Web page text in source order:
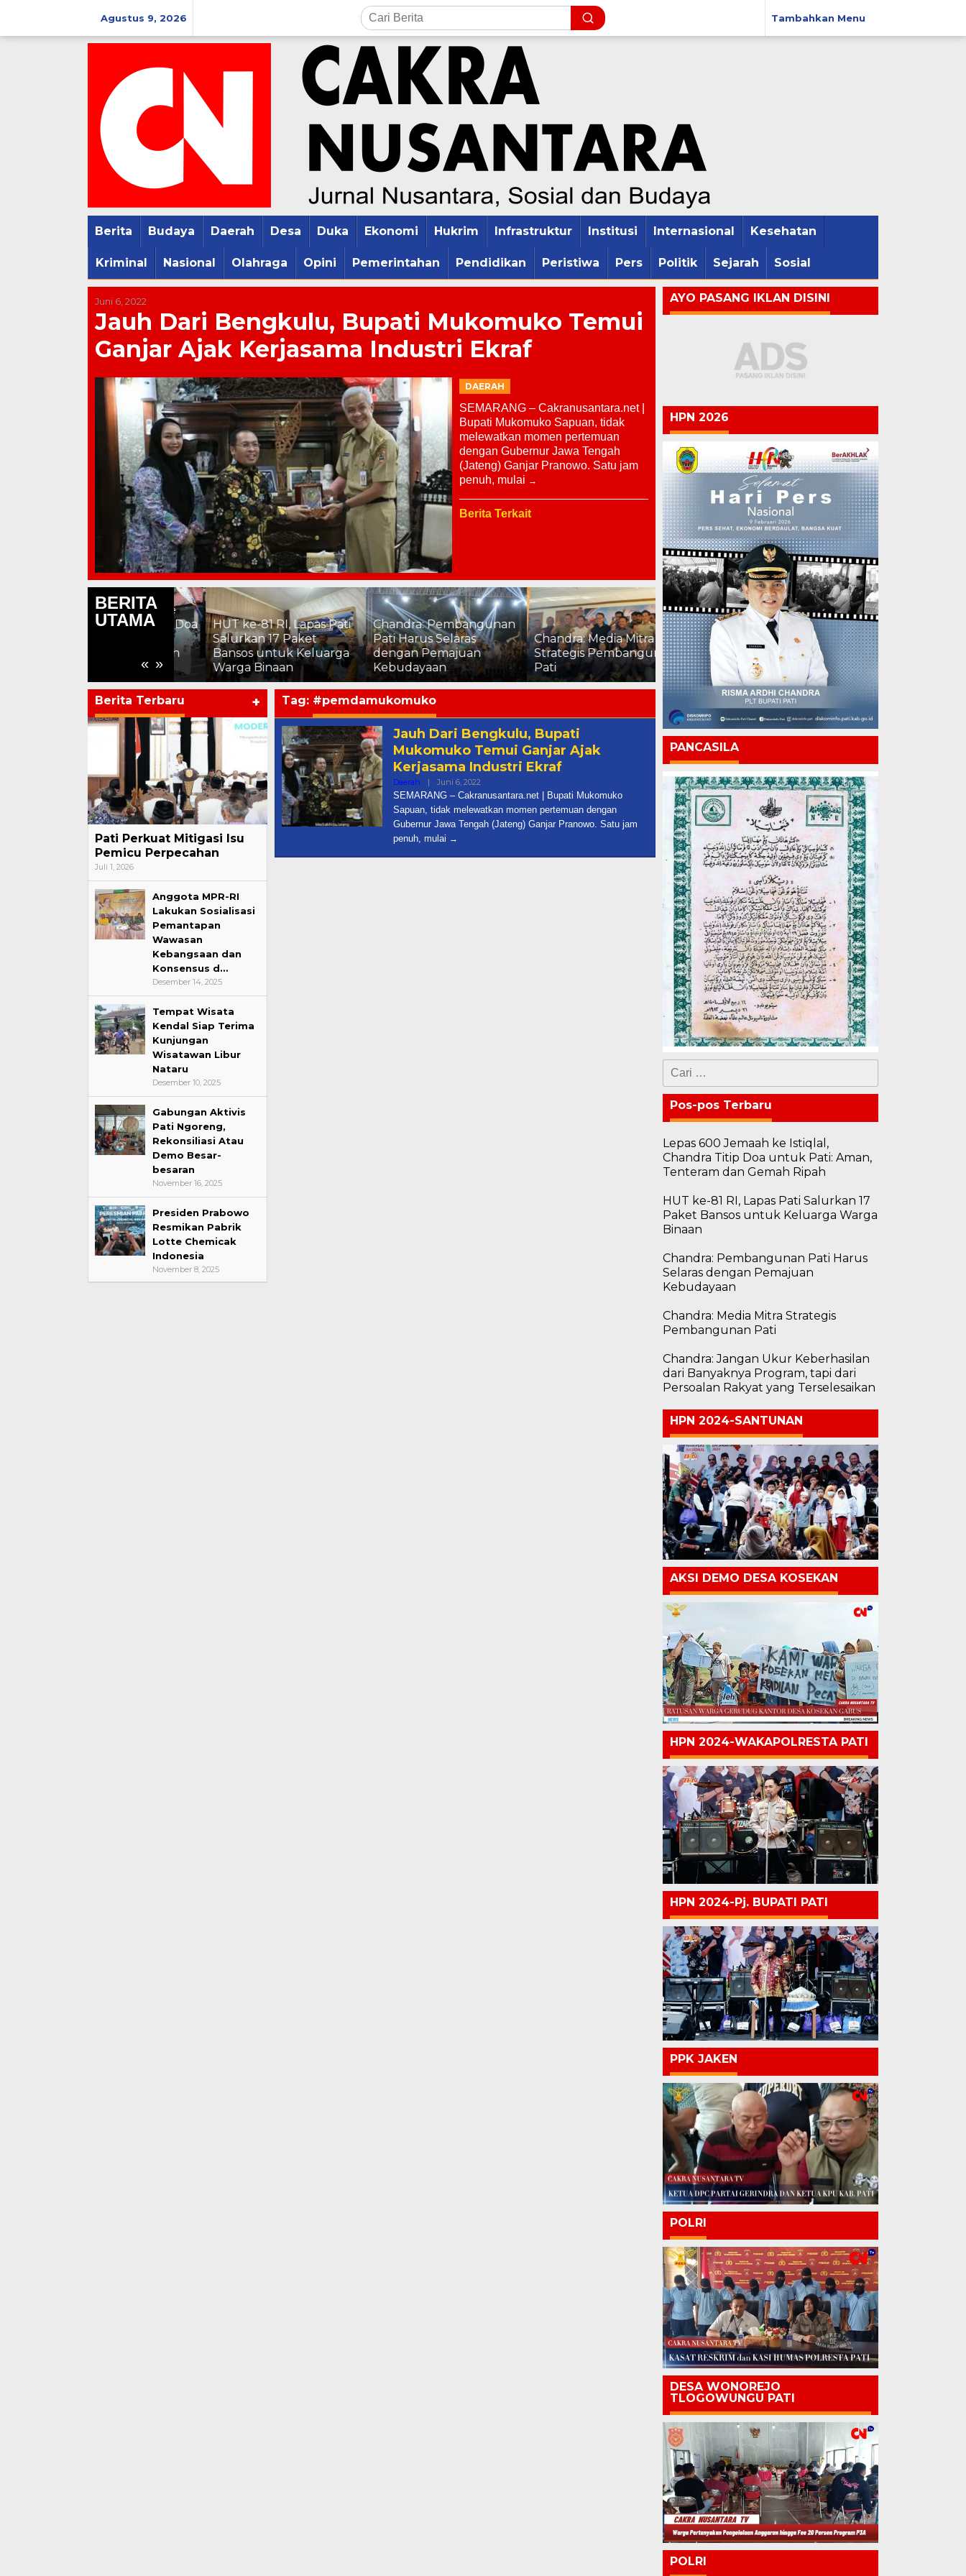
konten
Agustus 9, 2026 Tambahkan Menu
Berita Budaya Daerah Desa Duka Ekonomi Hukrim Infrastruktur Institusi Internasional Kesehatan
Kriminal Nasional Olahraga Opini Pemerintahan Pendidikan Peristiwa Pers Politik Sejarah Sosial
Juni 6, 2022
Jauh Dari Bengkulu, Bupati Mukomuko Temui
Ganjar Ajak Kerjasama Industri Ekraf
DAERAH
SEMARANG – Cakranusantara.net |
Bupati Mukomuko Sapuan, tidak
melewatkan momen pertemuan
dengan Gubernur Jawa Tengah
(Jateng) Ganjar Pranowo. Satu jam
penuh, mulai
Berita Terkait
BERITA
UTAMA
« »
Lepas 600 Jemaah ke
Istiqlal, Chandra Titip Doa
HUT ke-81 RI, Lapas Pati
Salurkan 17 Paket
Bansos untuk Keluarga
Warga Binaan
Chandra: Pembangunan
Pati Harus Selaras
dengan Pemajuan
Kebudayaan
Chandra: Media Mitra
Strategis Pembangunan
Pati
Chandra: Jangan Ukur
Keberhasilan dari
Banyaknya Program, tapi
dari Persoalan Rakyat
yang Terselesaikan
Lepas 600 Jemaah ke
Istiqlal, Chandra Titip
untuk Pati: Aman,
Tenteram dan Gemah
Ripah
Berita Terbaru +
Pati Perkuat Mitigasi Isu
Pemicu Perpecahan
Juli 1, 2026
Anggota MPR-RI
Lakukan Sosialisasi
Pemantapan
Wawasan
Kebangsaan dan
Konsensus d…
Desember 14, 2025
Tempat Wisata
Kendal Siap Terima
Kunjungan
Wisatawan Libur
Nataru
Desember 10, 2025
Gabungan Aktivis
Pati Ngoreng,
Rekonsiliasi Atau
Demo Besar-
besaran
November 16, 2025
Presiden Prabowo
Resmikan Pabrik
Lotte Chemicak
Indonesia
November 8, 2025
Tag: #pemdamukomuko
Jauh Dari Bengkulu, Bupati
Mukomuko Temui Ganjar Ajak
Kerjasama Industri Ekraf
Daerah | Juni 6, 2022
SEMARANG – Cakranusantara.net | Bupati Mukomuko
Sapuan, tidak melewatkan momen pertemuan dengan
Gubernur Jawa Tengah (Jateng) Ganjar Pranowo. Satu jam
penuh, mulai
AYO PASANG IKLAN DISINI
HPN 2026
PANCASILA
Cari
untuk:
Pos-pos Terbaru
Lepas 600 Jemaah ke Istiqlal,
Chandra Titip Doa untuk Pati: Aman,
Tenteram dan Gemah Ripah
HUT ke-81 RI, Lapas Pati Salurkan 17
Paket Bansos untuk Keluarga Warga
Binaan
Chandra: Pembangunan Pati Harus
Selaras dengan Pemajuan
Kebudayaan
Chandra: Media Mitra Strategis
Pembangunan Pati
Chandra: Jangan Ukur Keberhasilan
dari Banyaknya Program, tapi dari
Persoalan Rakyat yang Terselesaikan
HPN 2024-SANTUNAN
AKSI DEMO DESA KOSEKAN
HPN 2024-WAKAPOLRESTA PATI
HPN 2024-Pj. BUPATI PATI
PPK JAKEN
POLRI
DESA WONOREJO
TLOGOWUNGU PATI
POLRI